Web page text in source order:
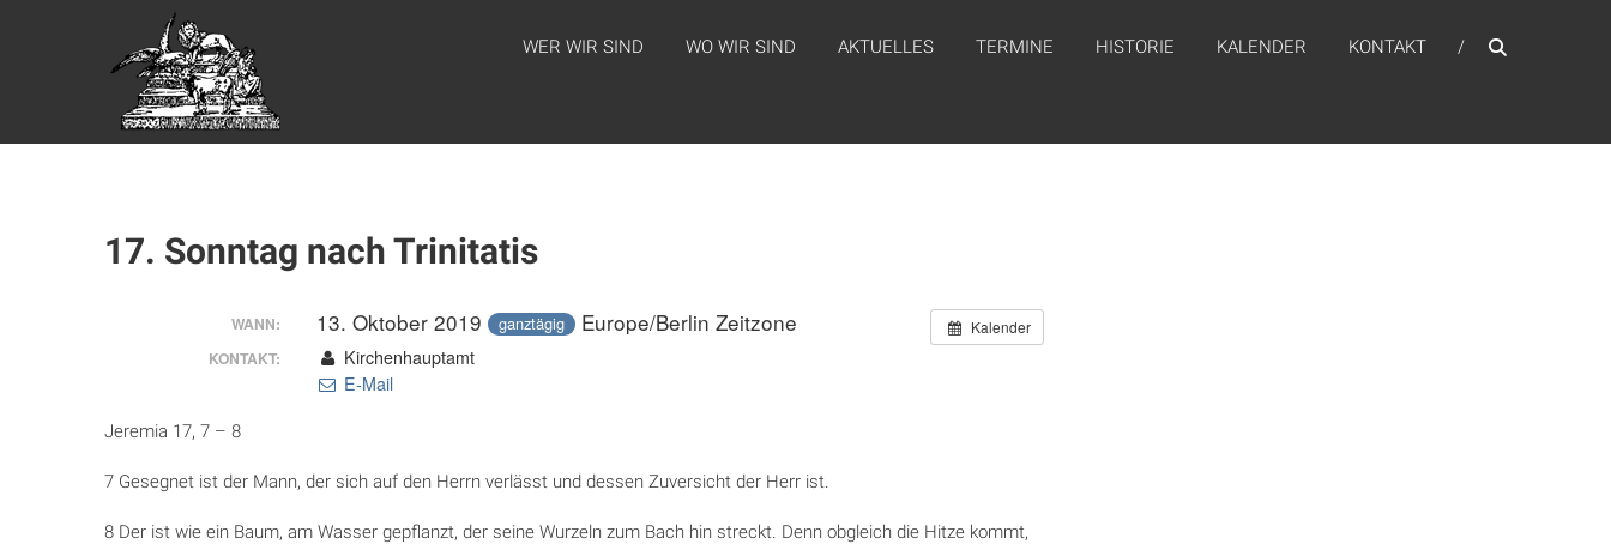
WEBSITE DES
APOSTELAMTES
JESU CHRISTI
KÖR
WER WIR SIND WO WIR SIND AKTUELLES TERMINE HISTORIE KALENDER KONTAKT
17. Sonntag nach Trinitatis
Kalender
WANN: 13. Oktober 2019 ganztägig Europe/Berlin Zeitzone
KONTAKT:
Kirchenhauptamt
E-Mail
Jeremia 17, 7 – 8
7 Gesegnet ist der Mann, der sich auf den Herrn verlässt und dessen Zuversicht der Herr ist.
8 Der ist wie ein Baum, am Wasser gepflanzt, der seine Wurzeln zum Bach hin streckt. Denn obgleich die Hitze kommt,